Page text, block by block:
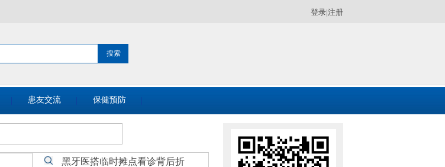
注册
|
登录
患友交流 保健预防
黑牙医搭临时摊点看诊背后折